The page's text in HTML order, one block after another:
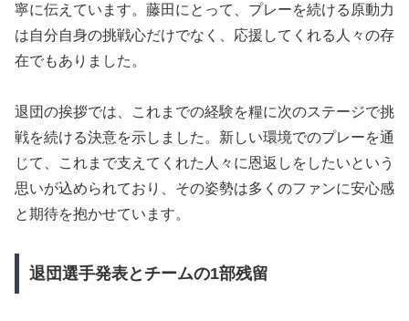
寧に伝えています。藤田にとって、プレーを続ける原動力
は自分自身の挑戦心だけでなく、応援してくれる人々の存
在でもありました。
退団の挨拶では、これまでの経験を糧に次のステージで挑
戦を続ける決意を示しました。新しい環境でのプレーを通
じて、これまで支えてくれた人々に恩返しをしたいという
思いが込められており、その姿勢は多くのファンに安心感
と期待を抱かせています。
退団選手発表とチームの1部残留